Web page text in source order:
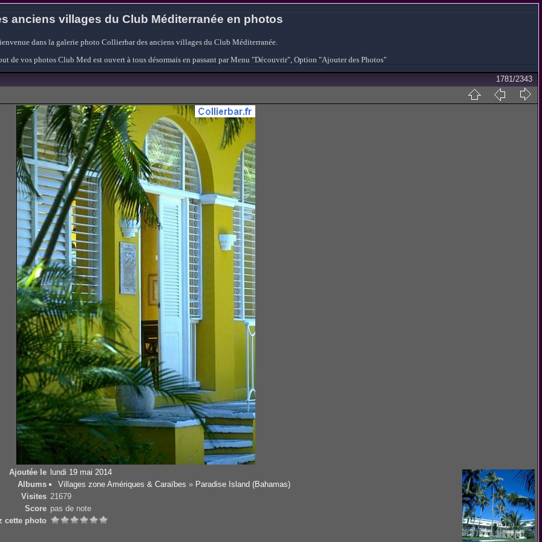
anciens villages du Club Méditerranée en photos
dans la galerie photo Collierbar des anciens villages du Club Méditerranée.
de vos photos Club Med est ouvert à tous désormais en passant par Menu "Découvrir", Option "Ajouter des Photos"
1781/2343
Ajoutée le
lundi 19 mai 2014
Albums
Villages zone Amériques & Caraïbes » Paradise Island (Bahamas)
Visites 21679
Score pas de note
cette photo